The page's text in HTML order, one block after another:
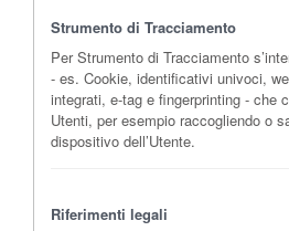
Strumento di Tracciamento
Per Strumento di Tracciamento
- es. Cookie, identificativi univoci,
integrati, e-tag e fingerprinting - che
Utenti, per esempio raccogliendo o
dispositivo dell’Utente.
Riferimenti legali